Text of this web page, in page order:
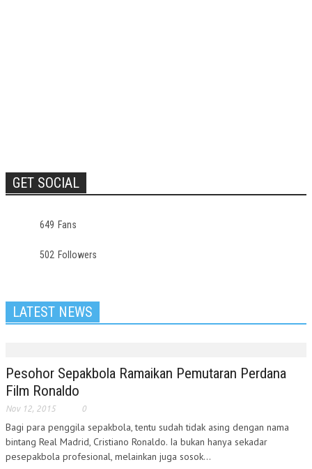
GET SOCIAL
649 Fans
502 Followers
LATEST NEWS
Pesohor Sepakbola Ramaikan Pemutaran Perdana
Film Ronaldo
Nov 12, 2015 0
Bagi para penggila sepakbola, tentu sudah tidak asing dengan nama
bintang Real Madrid, Cristiano Ronaldo. Ia bukan hanya sekadar
pesepakbola profesional, melainkan juga sosok...